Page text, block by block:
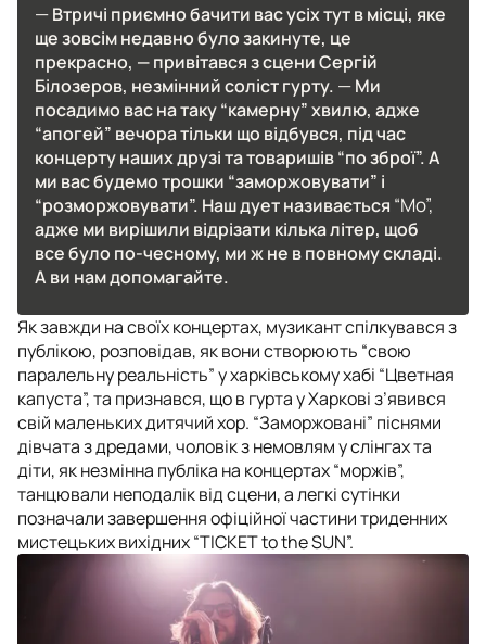
—Втричі приємно бачити вас усіх тут в місці, яке
ще зовсім недавно було закинуте, це
прекрасно, — привітався з сцени Сергій
Білозеров, незмінний соліст гурту. —Ми
посадимо вас на таку “камерну” хвилю, адже
“апогей” вечора тільки що відбувся, під час
концерту наших друзі та товаришів “по зброї”. А
ми вас будемо трошки “заморжовувати” і
“розморжовувати”. Наш дует називається “Мо”,
адже ми вирішили відрізати кілька літер, щоб
все було по-чесному, ми ж не в повному складі.
А ви нам допомагайте.
Як завжди на своїх концертах, музикант спілкувався з
публікою, розповідав, як вони створюють “свою
паралельну реальність” у харківському хабі “Цветная
капуста”, та признався, що в гурта у Харкові з’явився
свій маленьких дитячий хор. “Заморжовані” піснями
дівчата з дредами, чоловік з немовлям у слінгах та
діти, як незмінна публіка на концертах “моржів”,
танцювали неподалік від сцени, а легкі сутінки
позначали завершення офіційної частини триденних
мистецьких вихідних “TICKET to the SUN”.